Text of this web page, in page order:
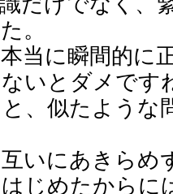
。
当に瞬間的に
いとダメです
、似たような
いにあきらめ
じめたからに